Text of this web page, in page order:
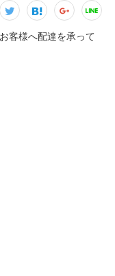
客様へ配達を承って